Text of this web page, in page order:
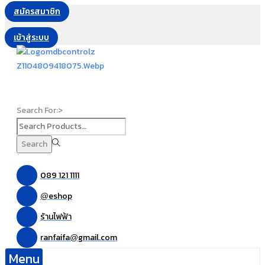
สมัครสมาชิก
เข้าสู่ระบบ
Search For:>
Search
089 121 1111
@eshop
ร้านไฟฟ้า
ranfaifa@gmail.com
Menu